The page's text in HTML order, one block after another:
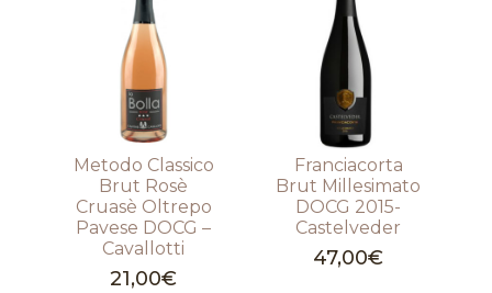
Metodo Classico
Brut Rosè
Cruasè Oltrepo
Pavese DOCG –
Cavallotti
21,00€
Franciacorta
Brut Millesimato
DOCG 2015-
Castelveder
47,00€